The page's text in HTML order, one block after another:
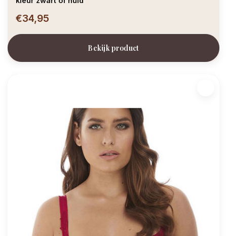
€34,95
Bekijk product